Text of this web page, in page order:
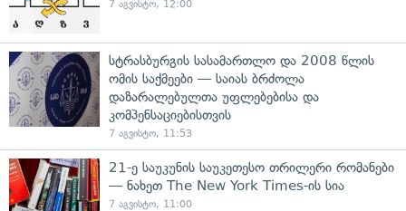
7 აგვისტო, 12:00
სტრასბურგის სასამართლო და 2008 წლის
ომის საქმეები — საიას ბრძოლა
დაზარალებულთა უფლებებისა და
კომპენსაციებისთვის
7 აგვისტო, 11:53
21-ე საუკუნის საუკეთესო თრილერი რომანები
— ნახეთ The New York Times-ის სია
7 აგვისტო, 11:00